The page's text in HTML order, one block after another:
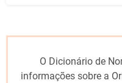
O Dicionário de
informações sobre a